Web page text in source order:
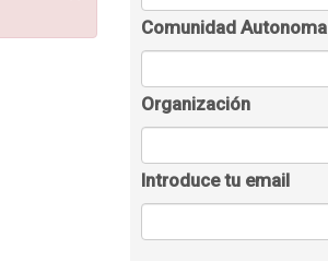
Comunidad Autonoma
Organización
Introduce tu email